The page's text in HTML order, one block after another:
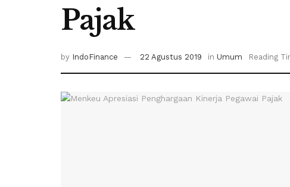
Pajak
by IndoFinance 22 Agustus 2019 in Umum Reading